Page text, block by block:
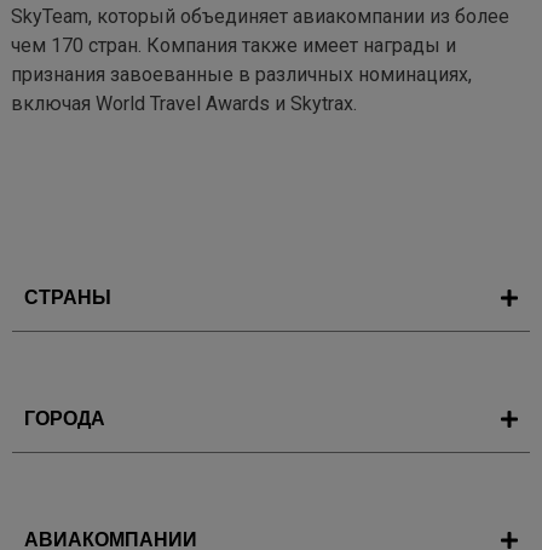
SkyTeam, который объединяет авиакомпании из более
чем 170 стран. Компания также имеет награды и
признания завоеванные в различных номинациях,
включая World Travel Awards и Skytrax.
СТРАНЫ
ГОРОДА
АВИАКОМПАНИИ